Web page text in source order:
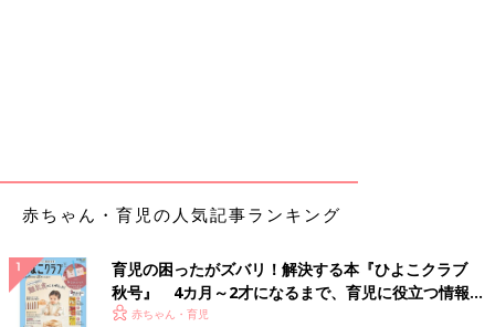
赤ちゃん・育児の人気記事ランキング
育児の困ったがズバリ！解決する本『ひよこクラブ
秋号』 4カ月～2才になるまで、育児に役立つ情報が
いっぱい！
赤ちゃん・育児